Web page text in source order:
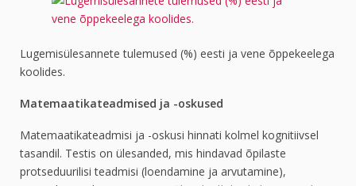
Lugemisülesannete tulemused (%) eesti ja vene õppekeelega
koolides.
Matemaatikateadmised ja -oskused
Matemaatikateadmisi ja -oskusi hinnati kolmel kognitiivsel
tasandil. Testis on ülesanded, mis hindavad õpilaste
protseduurilisi teadmisi (loendamine ja arvutamine),